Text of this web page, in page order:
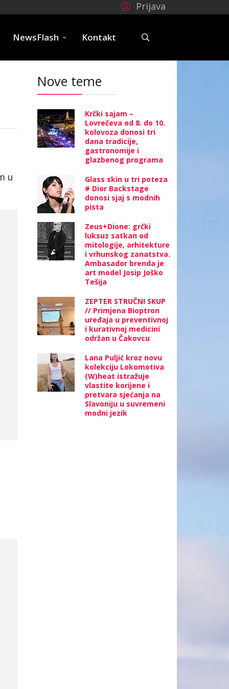
Prijava
NewsFlash Kontakt
u
Nove teme
Krčki sajam –
Lovrečeva od 8. do 10.
kolovoza donosi tri
dana tradicije,
gastronomije i
glazbenog programa
Glass skin u tri poteza
# Dior Backstage
donosi sjaj s modnih
pista
Zeus+Dione: grčki
luksuz satkan od
mitologije, arhitekture
i vrhunskog zanatstva.
Ambasador brenda je
art model Josip Joško
Tešija
ZEPTER STRUČNI SKUP
// Primjena Bioptron
uređaja u preventivnoj
i kurativnoj medicini
održan u Čakovcu
Lana Puljić kroz novu
kolekciju Lokomotiva
(W)heat istražuje
vlastite korijene i
pretvara sjećanja na
Slavoniju u suvremeni
modni jezik